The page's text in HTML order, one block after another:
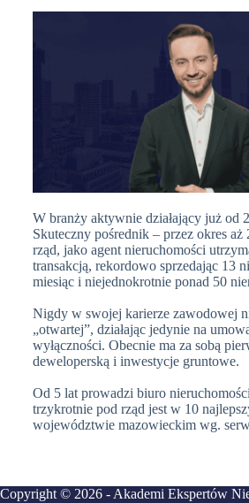
W branży aktywnie działający już od
Skuteczny pośrednik – przez okres aż
rząd, jako agent nieruchomości
transakcją, rekordowo sprzedając 13
miesiąc i niejednokrotnie ponad 50
Nigdy w swojej karierze zawodowej
„otwartej”, działając jedynie na
wyłączności. Obecnie ma za sobą
deweloperską i inwestycje gruntowe.
Od 5 lat prowadzi biuro
trzykrotnie pod rząd jest w 10
województwie mazowieckim wg.
Copyright © 2026 - Akademi Ekspertów